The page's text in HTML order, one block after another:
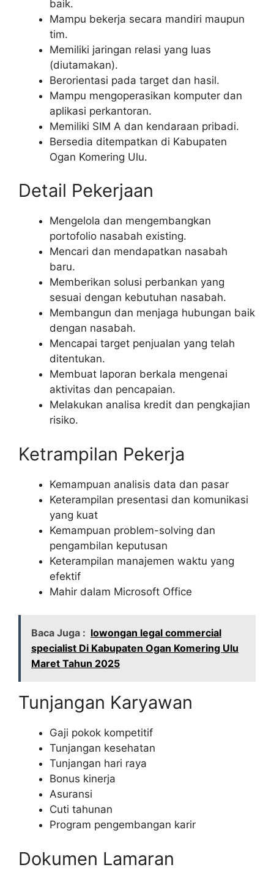
baik.
Mampu bekerja secara mandiri maupun
tim.
Memiliki jaringan relasi yang luas
(diutamakan).
Berorientasi pada target dan hasil.
Mampu mengoperasikan komputer dan
aplikasi perkantoran.
Memiliki SIM A dan kendaraan pribadi.
Bersedia ditempatkan di Kabupaten
Ogan Komering Ulu.
Detail Pekerjaan
Mengelola dan mengembangkan
portofolio nasabah existing.
Mencari dan mendapatkan nasabah
baru.
Memberikan solusi perbankan yang
sesuai dengan kebutuhan nasabah.
Membangun dan menjaga hubungan baik
dengan nasabah.
Mencapai target penjualan yang telah
ditentukan.
Membuat laporan berkala mengenai
aktivitas dan pencapaian.
Melakukan analisa kredit dan pengkajian
risiko.
Ketrampilan Pekerja
Kemampuan analisis data dan pasar
Keterampilan presentasi dan komunikasi
yang kuat
Kemampuan problem-solving dan
pengambilan keputusan
Keterampilan manajemen waktu yang
efektif
Mahir dalam Microsoft Office
Baca Juga : lowongan legal commercial
specialist Di Kabupaten Ogan Komering Ulu
Maret Tahun 2025
Tunjangan Karyawan
Gaji pokok kompetitif
Tunjangan kesehatan
Tunjangan hari raya
Bonus kinerja
Asuransi
Cuti tahunan
Program pengembangan karir
Dokumen Lamaran